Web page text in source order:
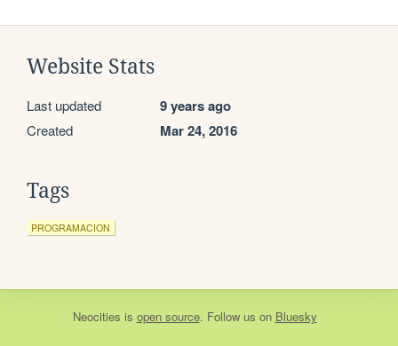
Website Stats
Last updated 9 years ago
Created Mar 24, 2016
Tags
PROGRAMACION
Neocities is open source. Follow us on Bluesky